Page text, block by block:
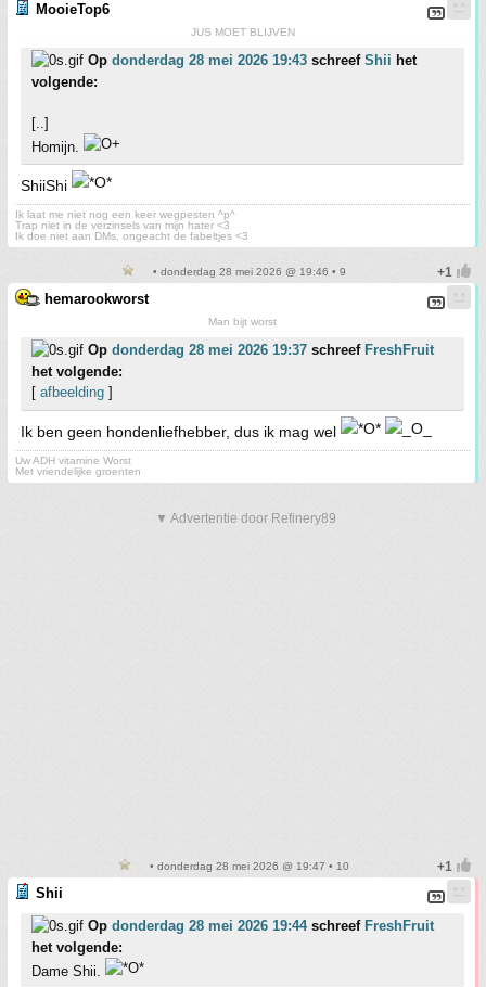
MooieTop6
JUS MOET BLIJVEN
Op donderdag 28 mei 2026 19:43 schreef Shii het
volgende:
[..]
Homijn.
ShiiShi
Ik laat me niet nog een keer wegpesten ^p^
Trap niet in de verzinsels van mijn hater <3
Ik doe niet aan DMs, ongeacht de fabeltjes <3
• donderdag 28 mei 2026 @ 19:46 • 9
hemarookworst
Man bijt worst
Op donderdag 28 mei 2026 19:37 schreef FreshFruit
het volgende:
[ afbeelding ]
Ik ben geen hondenliefhebber, dus ik mag wel
Uw ADH vitamine Worst
Met vriendelijke groenten
▼ Advertentie door Refinery89
• donderdag 28 mei 2026 @ 19:47 • 10
Shii
Op donderdag 28 mei 2026 19:44schreef FreshFruit
het volgende:
Dame Shii.